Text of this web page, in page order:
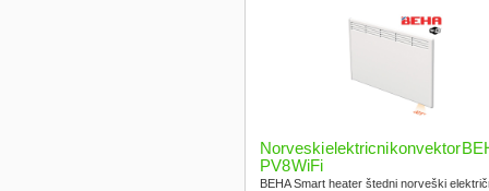
Norveski elektricni konvektor
PV8 WiFi
BEHA Smart heater štedni norveški